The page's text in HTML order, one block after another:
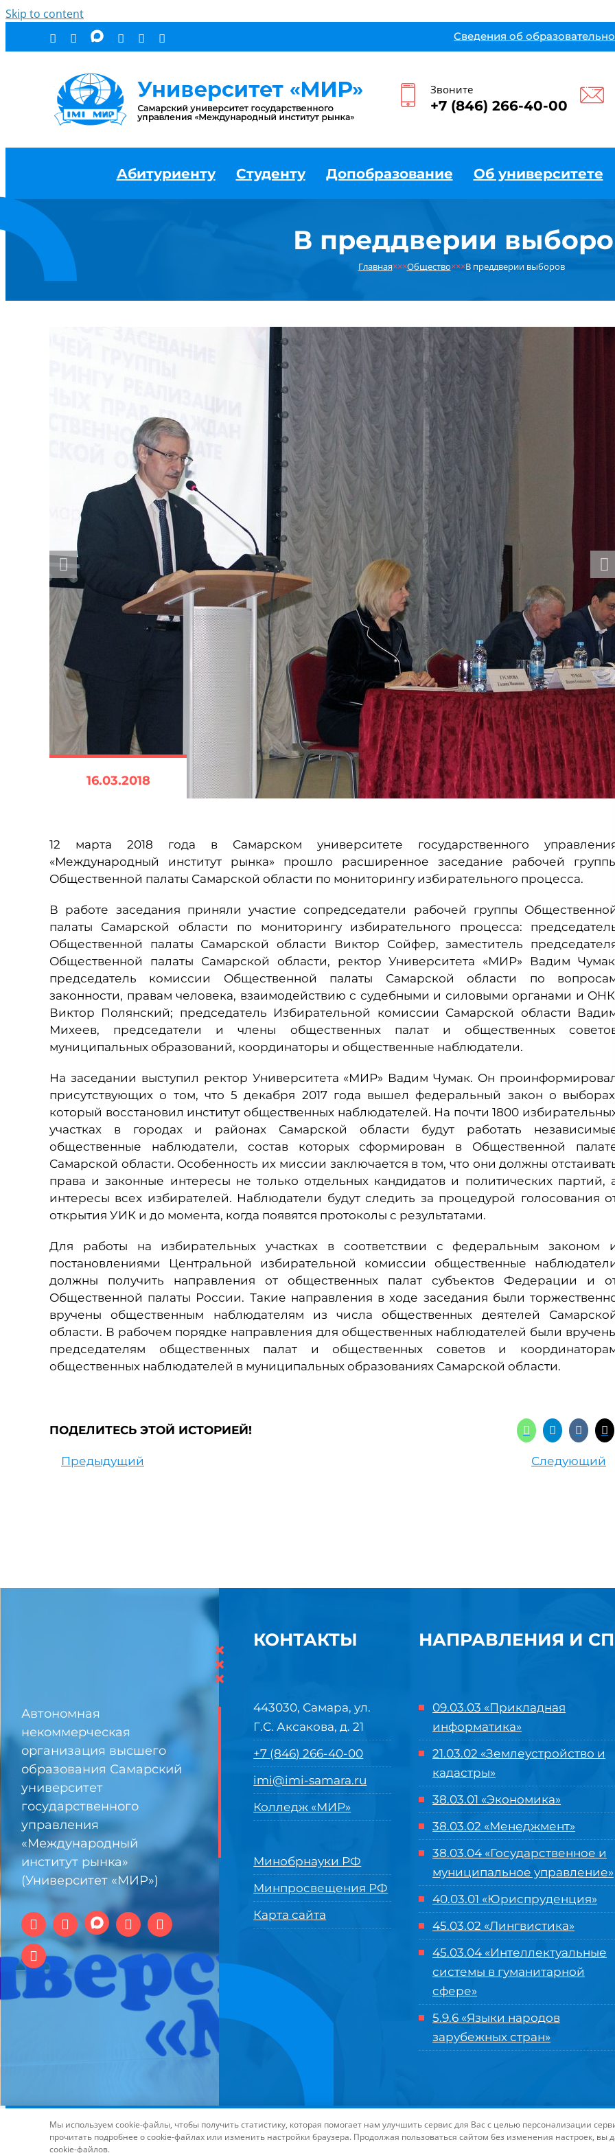
Skip to content
Сведения об
Звоните
+7 (846) 266-40-00
Абитуриенту Студенту Допобразование Об университете
В преддверии
Главная×××Общество×××В преддверии выборов
16.03.2018
12 марта 2018 года в Самарском университете государственного
«Международный институт рынка» прошло расширенное заседание рабочей
Общественной палаты Самарской области по мониторингу избирательного процесса.
В работе заседания приняли участие сопредседатели рабочей группы
палаты Самарской области по мониторингу избирательного процесса:
Общественной палаты Самарской области Виктор Сойфер, заместитель
Общественной палаты Самарской области, ректор Университета «МИР» Вадим
председатель комиссии Общественной палаты Самарской области по
законности, правам человека, взаимодействию с судебными и силовыми органами и
Виктор Полянский; председатель Избирательной комиссии Самарской области
Михеев, председатели и члены общественных палат и общественных
муниципальных образований, координаторы и общественные наблюдатели.
На заседании выступил ректор Университета «МИР» Вадим Чумак. Он
присутствующих о том, что 5 декабря 2017 года вышел федеральный закон о
который восстановил институт общественных наблюдателей. На почти 1800
участках в городах и районах Самарской области будут работать
общественные наблюдатели, состав которых сформирован в Общественной
Самарской области. Особенность их миссии заключается в том, что они должны
права и законные интересы не только отдельных кандидатов и политических партий,
интересы всех избирателей. Наблюдатели будут следить за процедурой голосования
открытия УИК и до момента, когда появятся протоколы с результатами.
Для работы на избирательных участках в соответствии с федеральным законом
постановлениями Центральной избирательной комиссии общественные
должны получить направления от общественных палат субъектов Федерации и
Общественной палаты России. Такие направления в ходе заседания были
вручены общественным наблюдателям из числа общественных деятелей
области. В рабочем порядке направления для общественных наблюдателей были
председателям общественных палат и общественных советов и
общественных наблюдателей в муниципальных образованиях Самарской области.
ПОДЕЛИТЕСЬ ЭТОЙ ИСТОРИЕЙ!
Предыдущий Следующий
Автономная
некоммерческая
организация высшего
образования Самарский
университет
государственного
управления
«Международный
институт рынка»
(Университет «МИР»)
×
×
×
КОНТАКТЫ
443030, Самара, ул.
Г.С. Аксакова, д. 21
+7 (846) 266-40-00
imi@imi-samara.ru
Колледж «МИР»
Минобрнауки РФ
Минпросвещения РФ
Карта сайта
НАПРАВЛЕНИЯ И
09.03.03 «Прикладная
информатика»
21.03.02 «Землеустройство и
кадастры»
38.03.01 «Экономика»
38.03.02 «Менеджмент»
38.03.04 «Государственное и
муниципальное управление»
40.03.01 «Юриспруденция»
45.03.02 «Лингвистика»
45.03.04 «Интеллектуальные
системы в гуманитарной
сфере»
5.9.6 «Языки народов
зарубежных стран»
технологий и интернет-маркетинга Университета «МИР»| Иконки разработаны студиейFreepik
Мы используем cookie-файлы, чтобы получить статистику, которая помогает нам улучшить сервис для Вас с целью персонализации
прочитать подробнее о cookie-файлах или изменить настройки браузера. Продолжая пользоваться сайтом без изменения настроек, вы
cookie-файлов.